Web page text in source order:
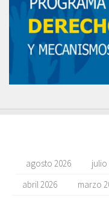
agosto 2026 julio
abril 2026
marzo